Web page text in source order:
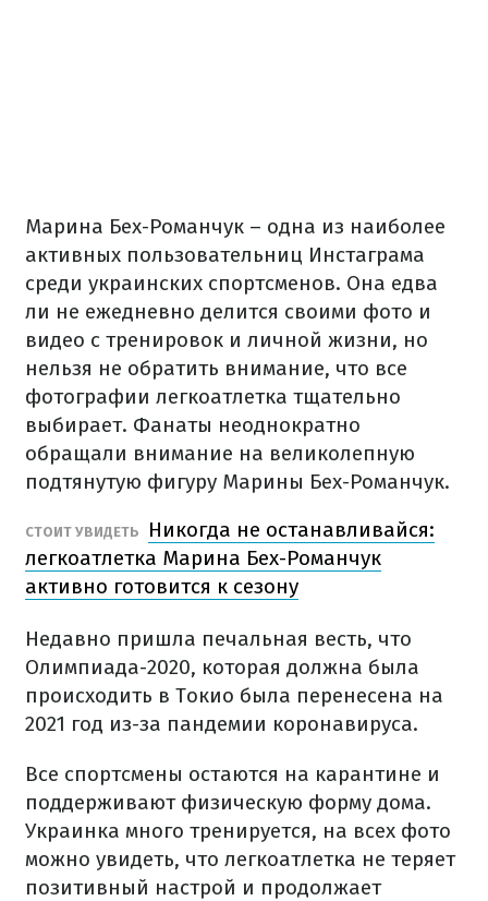
Марина Бех-Романчук – одна из наиболее
активных пользовательниц Инстаграма
среди украинских спортсменов. Она едва
ли не ежедневно делится своими фото и
видео с тренировок и личной жизни, но
нельзя не обратить внимание, что все
фотографии легкоатлетка тщательно
выбирает. Фанаты неоднократно
обращали внимание на великолепную
подтянутую фигуру Марины Бех-Романчук.
СТОИТ УВИДЕТЬ
Никогда не останавливайся:
легкоатлетка Марина Бех-Романчук
активно готовится к сезону
Недавно пришла печальная весть, что
Олимпиада-2020, которая должна была
происходить в Токио была перенесена на
2021 год из-за пандемии коронавируса.
Все спортсмены остаются на карантине и
поддерживают физическую форму дома.
Украинка много тренируется, на всех фото
можно увидеть, что легкоатлетка не теряет
позитивный настрой и продолжает